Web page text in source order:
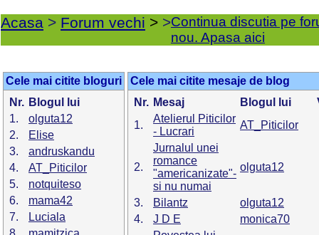
Acasa > Forum vechi > >Continua discutia pe
nou. Apasa aici
Cele mai citite bloguri
Nr. Blogul lui
1.
olguta12
2.
Elise
3.
andruskandu
4.
AT_Piticilor
5.
notquiteso
6.
mama42
7.
Luciala
Cele mai citite mesaje de blog
Nr. Mesaj Blogul lui
1.
Atelierul Piticilor
- Lucrari
AT_Piticilor
2.
Jurnalul unei
romance
"americanizate"-
si nu numai
olguta12
3. Bilantz
olguta12
4.
J D E
monica70